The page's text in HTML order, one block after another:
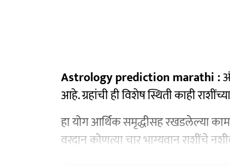
Astrology prediction marathi :
आहे. ग्रहांची ही विशेष स्थिती काही
हा योग आर्थिक समृद्धीसह रखडलेल्या
वरदान कोणत्या चार भाग्यवान राशींचे